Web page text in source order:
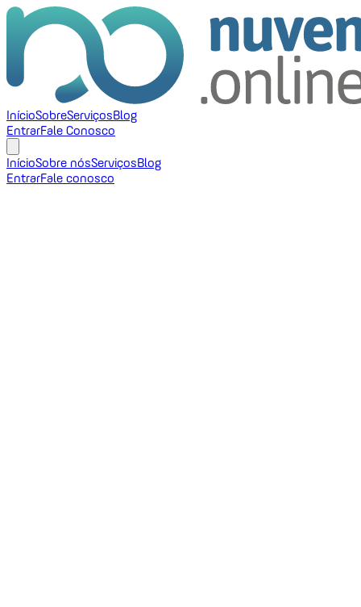
InícioSobreServiçosBlog
EntrarFale Conosco
InícioSobre nósServiçosBlog
EntrarFale conosco